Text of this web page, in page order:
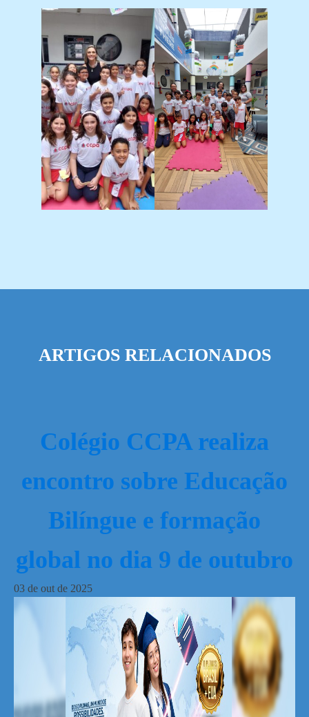
ARTIGOS RELACIONADOS
Colégio CCPA realiza
encontro sobre Educação
Bilíngue e formação
global no dia 9 de outubro
03 de out de 2025